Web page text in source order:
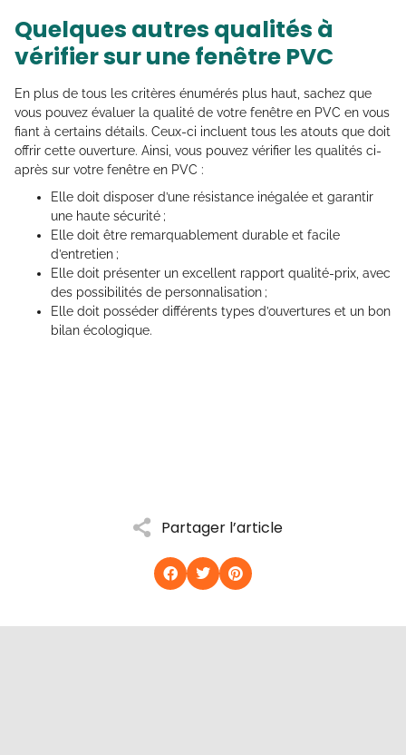
Partager l’article
Quelques autres qualités à
vérifier sur une fenêtre PVC
En plus de tous les critères énumérés plus haut, sachez que
vous pouvez évaluer la qualité de votre fenêtre en PVC en vous
fiant à certains détails. Ceux-ci incluent tous les atouts que doit
offrir cette ouverture. Ainsi, vous pouvez vérifier les qualités ci-
après sur votre fenêtre en PVC :
Elle doit disposer d’une résistance inégalée et garantir
une haute sécurité ;
Elle doit être remarquablement durable et facile
d’entretien ;
Elle doit présenter un excellent rapport qualité-prix, avec
des possibilités de personnalisation ;
Elle doit posséder différents types d’ouvertures et un bon
bilan écologique.